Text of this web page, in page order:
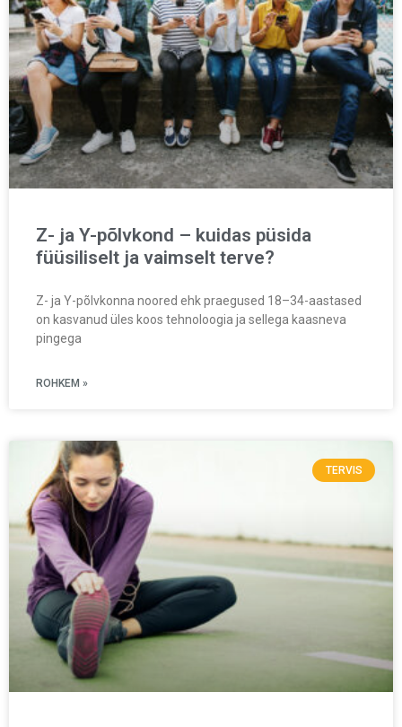
Z- ja Y-põlvkond – kuidas püsida
füüsiliselt ja vaimselt terve?
Z- ja Y-põlvkonna noored ehk praegused 18–34-aastased
on kasvanud üles koos tehnoloogia ja sellega kaasneva
pingega
ROHKEM »
TERVIS